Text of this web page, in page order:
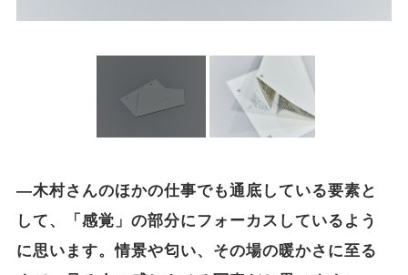
―木村さんのほかの仕事でも通底している要素と
して、「感覚」の部分にフォーカスしているよう
に思います。情景や匂い、その場の暖かさに至る